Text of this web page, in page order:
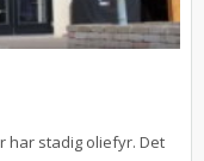
har stadig oliefyr. Det